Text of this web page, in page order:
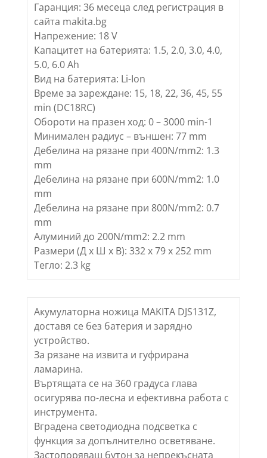
Гаранция: 36 месеца след регистрация в
сайта makita.bg
Напрежение: 18 V
Капацитет на батерията: 1.5, 2.0, 3.0, 4.0,
5.0, 6.0 Ah
Вид на батерията: Li-Ion
Време за зареждане: 15, 18, 22, 36, 45, 55
min (DC18RC)
Обороти на празен ход: 0 – 3000 min-1
Минимален радиус – външен: 77 mm
Дебелина на рязане при 400N/mm2: 1.3
mm
Дебелина на рязане при 600N/mm2: 1.0
mm
Дебелина на рязане при 800N/mm2: 0.7
mm
Алуминий до 200N/mm2: 2.2 mm
Размери (Д х Ш х В): 332 x 79 x 252 mm
Тегло: 2.3 kg
Акумулаторна ножица MAKITA DJS131Z,
доставя се без батерия и зарядно
устройство.
За рязане на извита и гуфрирана
ламарина.
Въртящата се на 360 градуса глава
осигурява по-лесна и ефективна работа с
инструмента.
Вградена светодиодна подсветка с
функция за допълнително осветяване.
Застопоряващ бутон за непрекъсната